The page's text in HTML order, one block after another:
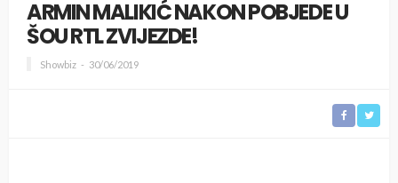
ARMIN MALIKIĆ NAKON POBJEDE U
ŠOU RTL ZVIJEZDE!
Showbiz 30/06/2019